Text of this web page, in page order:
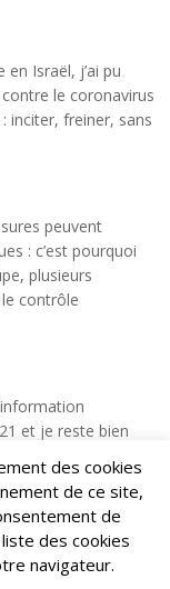
Israël, j’ai pu
le coronavirus
inciter, freiner, sans
peuvent
: c’est pourquoi
plusieurs
contrôle
et je reste bien
été ! À très
des cookies
de ce site,
de
des cookies
navigateur.